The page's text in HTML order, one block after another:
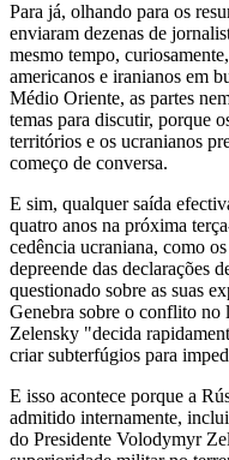
Para já, olhando para os
enviaram dezenas de
mesmo tempo,
americanos e iranianos em
Médio Oriente, as partes
temas para discutir, porque
territórios e os ucranianos
começo de conversa.
E sim, qualquer saída
quatro anos na próxima
cedência ucraniana, como
depreende das declarações
questionado sobre as suas
Genebra sobre o conflito no
Zelensky "decida
criar subterfúgios para
E isso acontece porque a
admitido internamente,
do Presidente Volodymyr